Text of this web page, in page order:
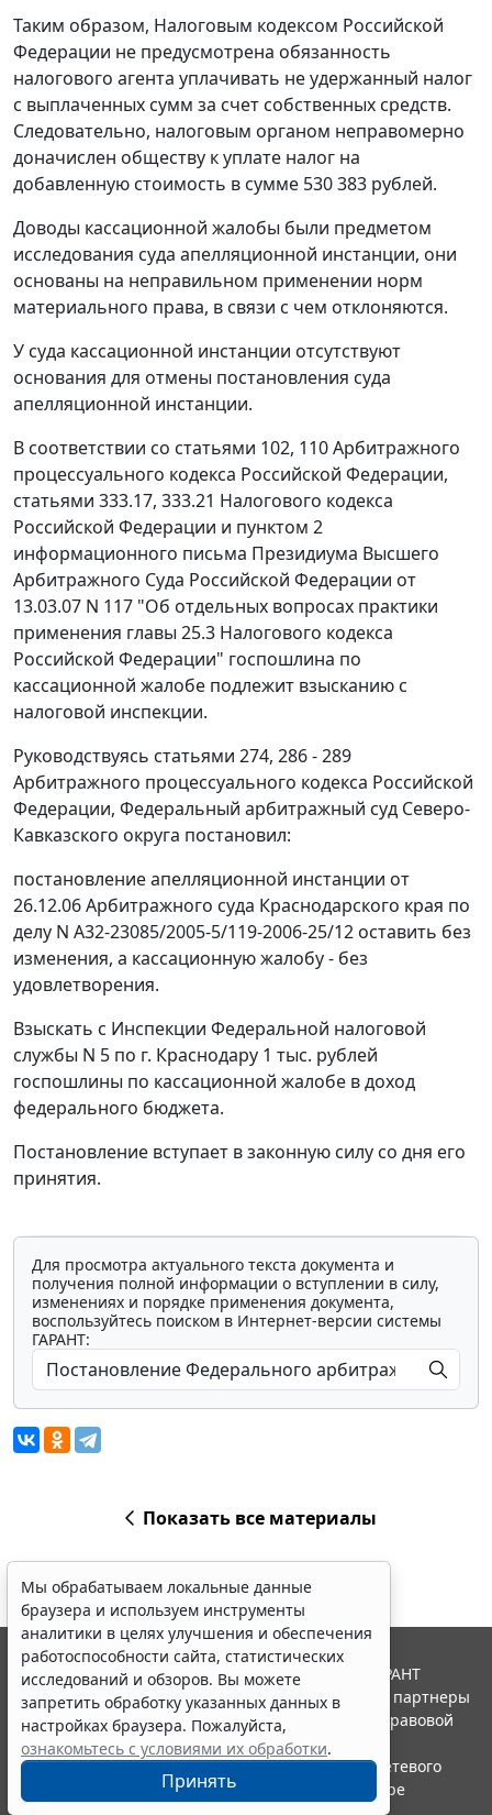
Таким образом, Налоговым кодексом Российской
Федерации не предусмотрена обязанность
налогового агента уплачивать не удержанный налог
с выплаченных сумм за счет собственных средств.
Следовательно, налоговым органом неправомерно
доначислен обществу к уплате налог на
добавленную стоимость в сумме 530 383 рублей.
Доводы кассационной жалобы были предметом
исследования суда апелляционной инстанции, они
основаны на неправильном применении норм
материального права, в связи с чем отклоняются.
У суда кассационной инстанции отсутствуют
основания для отмены постановления суда
апелляционной инстанции.
В соответствии со статьями 102, 110Арбитражного
процессуального кодекса Российской Федерации,
статьями 333.17, 333.21 Налогового кодекса
Российской Федерации и пунктом 2
информационного письма Президиума Высшего
Арбитражного Суда Российской Федерации от
13.03.07 N 117 "Об отдельных вопросах практики
применения главы 25.3 Налогового кодекса
Российской Федерации" госпошлина по
кассационной жалобе подлежит взысканию с
налоговой инспекции.
Руководствуясь статьями 274, 286 - 289
Арбитражного процессуального кодекса Российской
Федерации, Федеральный арбитражный суд Северо-
Кавказского округа постановил:
постановление апелляционной инстанции от
26.12.06 Арбитражного суда Краснодарского края по
делу N А32-23085/2005-5/119-2006-25/12 оставить без
изменения, а кассационную жалобу - без
удовлетворения.
Взыскать с Инспекции Федеральной налоговой
службы N 5 по г. Краснодару 1 тыс. рублей
госпошлины по кассационной жалобе в доход
федерального бюджета.
Постановление вступает в законную силу со дня его
принятия.
Для просмотра актуального текста документа и
получения полной информации о вступлении в силу,
изменениях и порядке применения документа,
воспользуйтесь поиском в Интернет-версии системы
ГАРАНТ:
Показать все материалы
Мы обрабатываем локальные данные
браузера и используем инструменты
аналитики в целях улучшения и обеспечения
работоспособности сайта, статистических
исследований и обзоров. Вы можете
запретить обработку указанных данных в
настройках браузера. Пожалуйста,
ознакомьтесь с условиями их обработки.
Принять
© ООО "НПП "ГАРАНТ-СЕРВИС", 2026. Система ГАРАНТ
выпускается с 1990 года. Компания "Гарант" и ее партнеры
являются участниками Российской ассоциации правовой
информации ГАРАНТ.
Портал ГАРАНТ.РУ зарегистрирован в качестве сетевого
издания Федеральной службой по надзору в сфере